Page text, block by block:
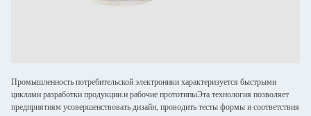
Промышленность потребительской электроники характеризуется быстрыми
циклами разработки продукции.и рабочие прототипыЭта технология позволяет
предприятиям усовершенствовать дизайн, проводить тесты формы и соответствия